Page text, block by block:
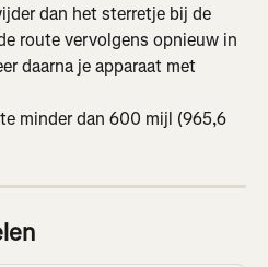
dan het sterretje bij de
route vervolgens opnieuw in
daarna je apparaat met
minder dan 600 mijl (965,6